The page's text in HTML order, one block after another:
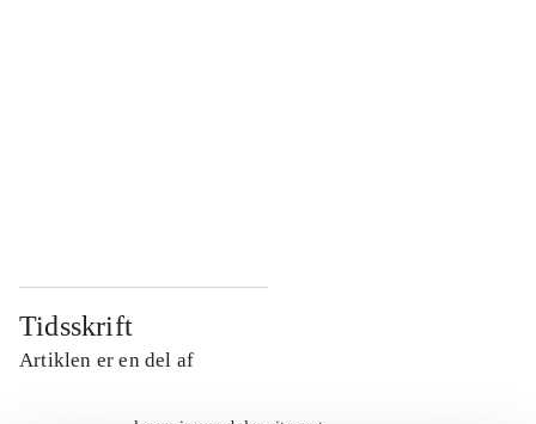
Tidsskrift
Artiklen er en del af